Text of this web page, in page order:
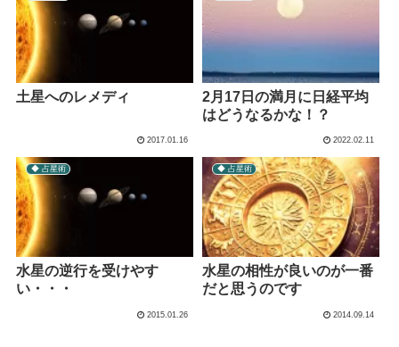
土星へのレメディ
2017.01.16
2月17日の満月に日経平均
はどうなるかな！？
2022.02.11
◆ 占星術
水星の逆行を受けやす
い・・・
2015.01.26
◆ 占星術
水星の相性が良いのが一番
だと思うのです
2014.09.14